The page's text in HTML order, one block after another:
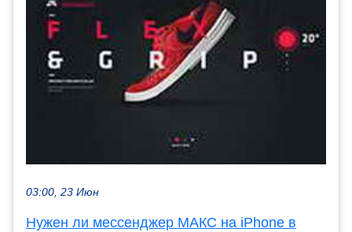
03:00, 23 Июн
Нужен ли мессенджер МАКС на iPhone в